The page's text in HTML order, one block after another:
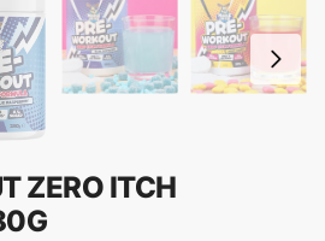
ZERO ITCH